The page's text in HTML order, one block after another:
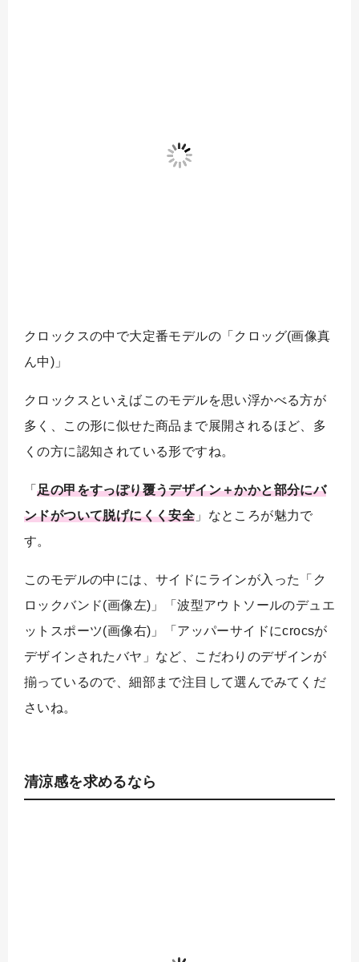
クロックスの中で大定番モデルの「クロッグ(画像真
ん中)」
クロックスといえばこのモデルを思い浮かべる方が
多く、この形に似せた商品まで展開されるほど、多
くの方に認知されている形ですね。
「足の甲をすっぽり覆うデザイン＋かかと部分にバ
ンドがついて脱げにくく安全 」なところが魅力で
す。
このモデルの中には、サイドにラインが入った「ク
ロックバンド(画像左)」「波型アウトソールのデュエ
ットスポーツ(画像右)」「アッパーサイドにcrocsが
デザインされたバヤ」など、こだわりのデザインが
揃っているので、細部まで注目して選んでみてくだ
さいね。
清涼感を求めるなら